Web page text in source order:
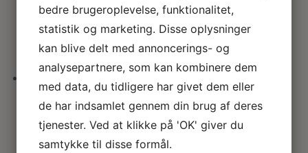
Torneroses Aubusson tæppe
60.00kr. – 270.00kr.Prisinterval:
60.00kr.
til
270.00kr.
Støvet grøn / rosa blomstret
tæppe
60.00kr. – 270.00 kr.Prisinterval:
bedre brugeroplevelse, funktionalitet,
statistik og marketing. Disse oplysninger
kan blive delt med annoncerings- og
analysepartnere, som kan kombinere dem
med data, du tidligere har givet dem eller
de har indsamlet gennem din brug af deres
tjenester. Ved at klikke på 'OK' giver du
samtykke til disse formål.